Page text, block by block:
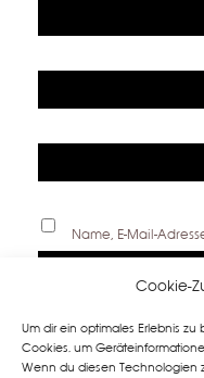
Cookie-
Um dir ein optimales Erlebnis
Cookies, um
Wenn du diesen Technologien
Name, E-Mail-
meinen nächsten